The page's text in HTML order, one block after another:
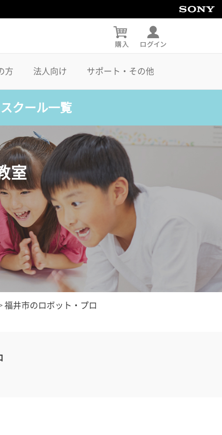
方 法人向け サポート・その他
クール一覧
室
福井市のロボット・プロ